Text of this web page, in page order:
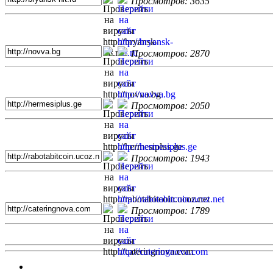
Просмотров: 2870
Просмотров: 2050
Просмотров: 1943
Просмотров: 1789